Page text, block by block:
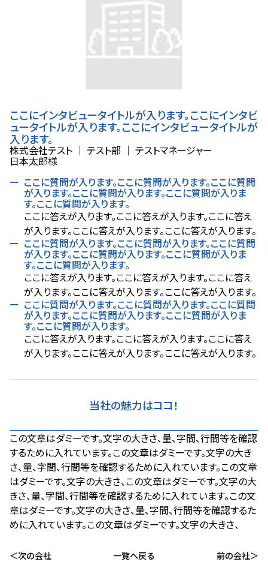
ここにインタビュータイトルが入ります。ここにインタビ
ュータイトルが入ります。ここにインタビュータイトルが
入ります。
株式会社テスト ｜ テスト部 ｜ テストマネージャー
日本太郎様
ここに質問が入ります。ここに質問が入ります。ここに質問
が入ります。ここに質問が入ります。ここに質問が入りま
す。ここに質問が入ります。
ここに答えが入ります。ここに答えが入ります。ここに答え
が入ります。ここに答えが入ります。ここに答えが入ります。
ここに質問が入ります。ここに質問が入ります。ここに質問
が入ります。ここに質問が入ります。ここに質問が入りま
す。ここに質問が入ります。
ここに答えが入ります。ここに答えが入ります。ここに答え
が入ります。ここに答えが入ります。ここに答えが入ります。
ここに質問が入ります。ここに質問が入ります。ここに質問
が入ります。ここに質問が入ります。ここに質問が入りま
す。ここに質問が入ります。
ここに答えが入ります。ここに答えが入ります。ここに答え
が入ります。ここに答えが入ります。ここに答えが入ります。
当社の魅力はココ！
この文章はダミーです。文字の大きさ、量、字間、行間等を確認
するために入れています。この文章はダミーです。文字の大き
さ、量、字間、行間等を確認するために入れています。この文章
はダミーです。文字の大きさ、この文章はダミーです。文字の大
きさ、量、字間、行間等を確認するために入れています。この文
章はダミーです。文字の大きさ、量、字間、行間等を確認するた
めに入れています。この文章はダミーです。文字の大きさ、
次の会社 一覧へ戻る 前の会社